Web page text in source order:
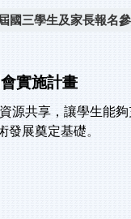
國三學生及家長報名參
實施計畫
源共享，讓學生能
發展奠定基礎。